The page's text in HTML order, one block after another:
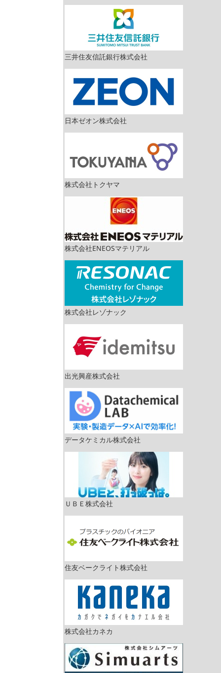
三井住友信託銀行株式会社
日本ゼオン株式会社
株式会社トクヤマ
株式会社ENEOSマテリアル
株式会社レゾナック
出光興産株式会社
データケミカル株式会社
ＵＢＥ株式会社
住友ベークライト株式会社
株式会社カネカ